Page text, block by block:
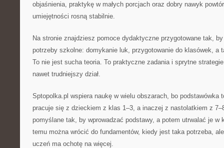
objaśnienia, praktykę w małych porcjach oraz dobry nawyk
umiejętności rosną stabilnie.
Na stronie znajdziesz pomoce dydaktyczne przygotowane tak, by
potrzeby szkolne: domykanie luk, przygotowanie do klasówek, a
To nie jest sucha teoria. To praktyczne zadania i sprytne
nawet trudniejszy dział.
Sptopolka.pl wspiera naukę w wielu obszarach, bo podstawówka
pracuje się z dzieckiem z klas 1–3, a inaczej z nastolatkiem z
pomyślane tak, by wprowadzać podstawy, a potem utrwalać je w
temu można wrócić do fundamentów, kiedy jest taka potrzeba,
uczeń ma ochotę na więcej.